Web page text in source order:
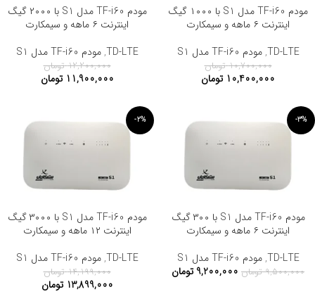
مودم TF-i60 مدل S1 با ۱۰۰۰ گیگ
اینترنت ۶ ماهه و سیمکارت
TD-LTE
,مودم TF-i60 مدل S1
10,700,000 تومان
10,400,000 تومان
مودم TF-i60 مدل S1 با ۲۰۰۰ گیگ
اینترنت ۶ ماهه و سیمکارت
TD-LTE
,مودم TF-i60 مدل S1
12,200,000 تومان
11,900,000 تومان
-3%
مودم TF-i60 مدل S1 با ۳۰۰ گیگ
اینترنت ۶ ماهه و سیمکارت
TD-LTE
,مودم TF-i60 مدل S1
9,500,000 تومان 9,200,000 تومان
-2%
مودم TF-i60 مدل S1 با ۳۰۰۰ گیگ
اینترنت ۱۲ ماهه و سیمکارت
TD-LTE
,مودم TF-i60 مدل S1
14,199,000 تومان
13,899,000 تومان